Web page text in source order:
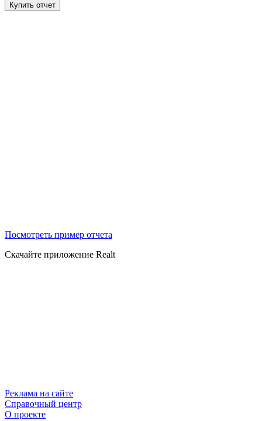
Купить отчет
Посмотреть пример отчета
Скачайте приложение Realt
Реклама на сайте
Справочный центр
О проекте